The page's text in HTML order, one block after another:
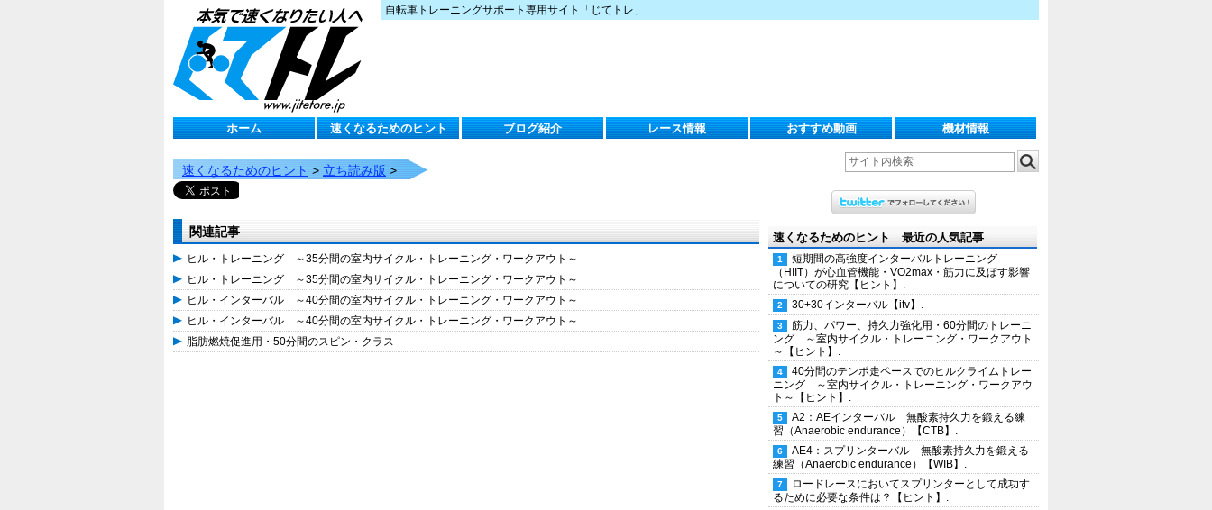
自転車トレーニングサポート専用サイト「じてトレ」
ホーム 速くなるためのヒント ブログ紹介 レース情報 おすすめ動画 機材情報
速くなるためのヒント > 立ち読み版 >
関連記事
ヒル・トレーニング ～35分間の室内サイクル・トレーニング・ワークアウト～
ヒル・トレーニング ～35分間の室内サイクル・トレーニング・ワークアウト～
ヒル・インターバル ～40分間の室内サイクル・トレーニング・ワークアウト～
ヒル・インターバル ～40分間の室内サイクル・トレーニング・ワークアウト～
脂肪燃焼促進用・50分間のスピン・クラス
速くなるためのヒント 最近の人気記事
短期間の高強度インターバルトレーニング
（HIIT）が心血管機能・VO2max・筋力に及ぼす影響
についての研究【ヒント】.
30+30インターバル【itv】.
筋力、パワー、持久力強化用・60分間のトレーニ
ング ～室内サイクル・トレーニング・ワークアウト
～【ヒント】.
40分間のテンポ走ペースでのヒルクライムトレー
ニング ～室内サイクル・トレーニング・ワークアウ
ト～【ヒント】.
A2：AEインターバル 無酸素持久力を鍛える練
習（Anaerobic endurance）【CTB】.
AE4：スプリンターバル 無酸素持久力を鍛える
練習（Anaerobic endurance）【WIB】.
ロードレースにおいてスプリンターとして成功す
るために必要な条件は？【ヒント】.